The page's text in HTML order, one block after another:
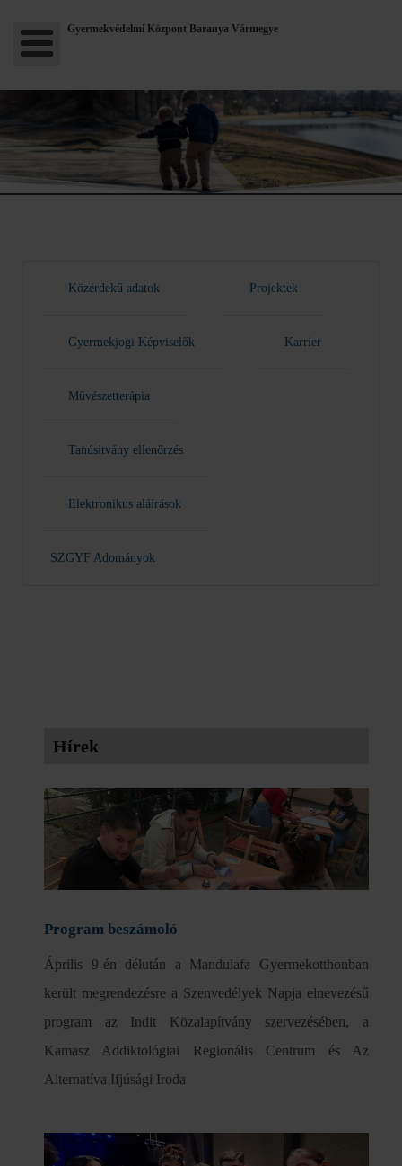
Gyermekvédelmi Központ Baranya Vármegye
Közérdekű adatok Projektek
Gyermekjogi Képviselők Karrier
Művészetterápia
Tanúsítvány ellenőrzés
Elektronikus aláírások
SZGYF Adományok
Hírek
Program beszámoló
Április 9-én délután a Mandulafa Gyermekotthonban
került megrendezésre a Szenvedélyek Napja elnevezésű
program az Indit Közalapítvány szervezésében, a
Kamasz Addiktológiai Regionális Centrum és Az
Alternatíva Ifjúsági Iroda